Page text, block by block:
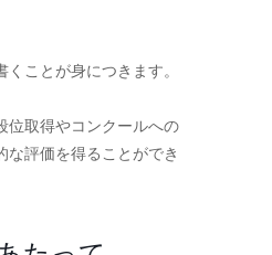
ことが身につきます。
位取得やコンクールへの
な評価を得ることができ